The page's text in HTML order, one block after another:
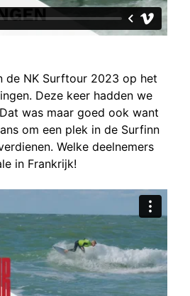
de NK Surftour 2023 op het
Deze keer hadden we
was maar goed ook want
om een plek in de Surfinn
Welke deelnemers
in Frankrijk!